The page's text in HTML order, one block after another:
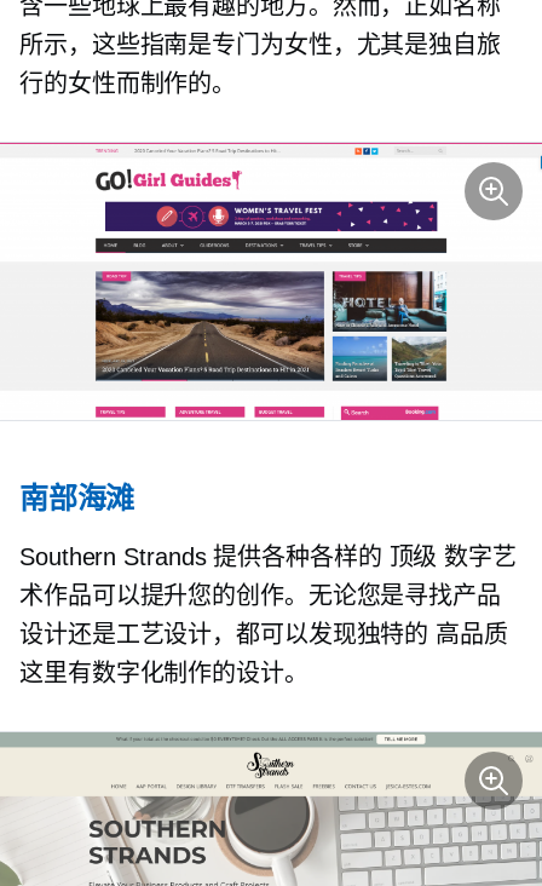
含一些地球上最有趣的地方。然而，正如名称
所示，这些指南是专门为女性，尤其是独自旅
行的女性而制作的。
南部海滩
Southern Strands 提供各种各样的 顶级 数字艺
术作品可以提升您的创作。无论您是寻找产品
设计还是工艺设计，都可以发现独特的 高品质
这里有数字化制作的设计。